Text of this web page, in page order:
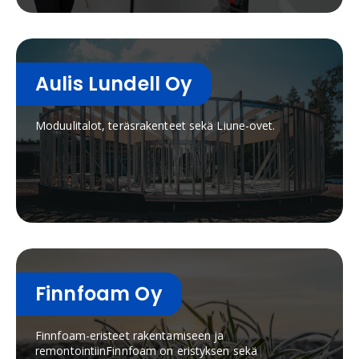
Aulis Lundell Oy
Moduulitalot, teräsrakenteet sekä Liune-ovet.
Finnfoam Oy
Finnfoam-eristeet rakentamiseen ja
remontointiinFinnfoam on eristyksen sekä